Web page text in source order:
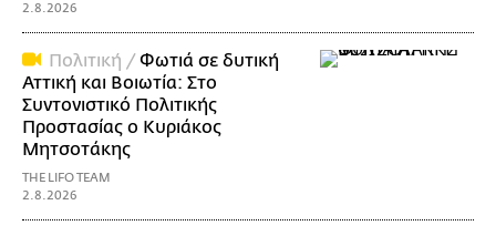
2.8.2026
Πολιτική /Φωτιά σε δυτική
Αττική και Βοιωτία: Στο
Συντονιστικό Πολιτικής
Προστασίας ο Κυριάκος
Μητσοτάκης
THE LIFO TEAM
2.8.2026